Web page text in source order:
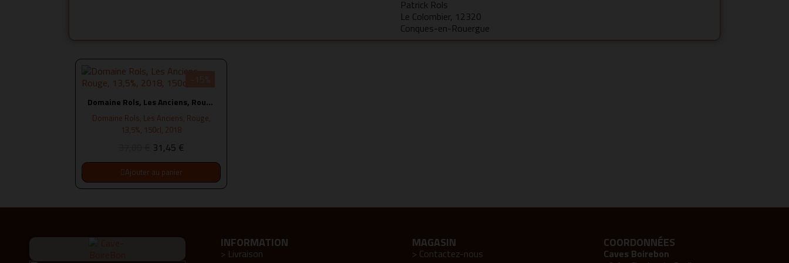
Patrick Rols
Le Colombier, 12320
Conques-en-Rouergue
Domaine Rols, Les Anciens, Rouge, 13,5%, 2018, 150cl
Domaine Rols, Les Anciens, Rouge,
13,5%, 150cl, 2018
31,45 €
Ajouter au panier
INFORMATION
> Livraison
MAGASIN
> Contactez-nous
COORDONNÉES
Caves Boirebon